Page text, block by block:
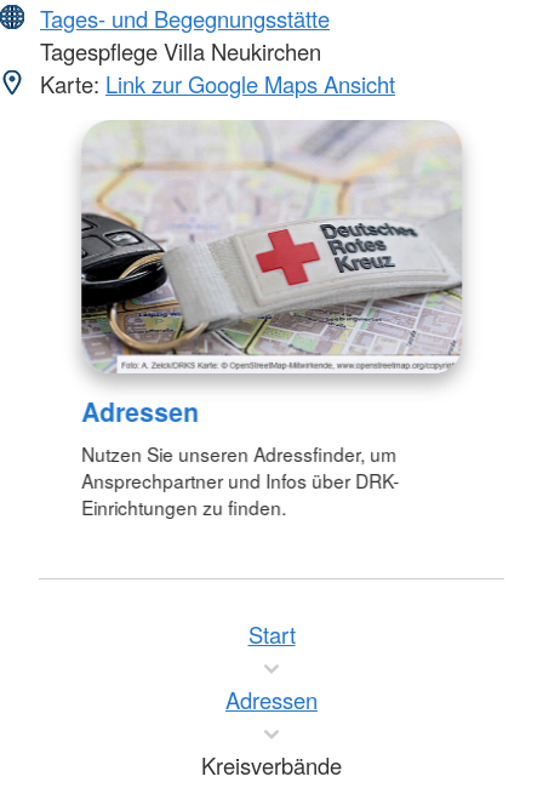
Tages- und Begegnungsstätte
Tagespflege Villa Neukirchen
Karte: Link zur Google Maps Ansicht
Adressen
Nutzen Sie unseren Adressfinder, um
Ansprechpartner und Infos über DRK-
Einrichtungen zu finden.
Start
Adressen
Kreisverbände